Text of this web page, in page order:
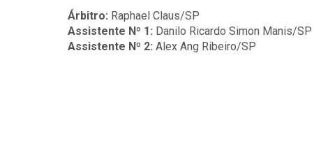
Árbitro: Raphael Claus/SP
Assistente Nº 1: Danilo Ricardo Simon Manis/SP
Assistente Nº 2: Alex Ang Ribeiro/SP